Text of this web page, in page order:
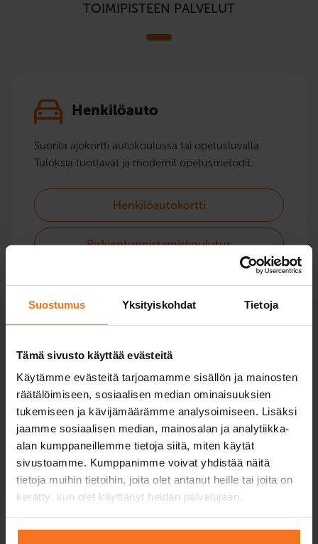
Suostumus Yksityiskohdat Tietoja
Tämä sivusto käyttää evästeitä
Käytämme evästeitä tarjoamamme sisällön ja mainosten
räätälöimiseen, sosiaalisen median ominaisuuksien
tukemiseen ja kävijämäärämme analysoimiseen. Lisäksi
jaamme sosiaalisen median, mainosalan ja analytiikka-
alan kumppaneillemme tietoja siitä, miten käytät
sivustoamme. Kumppanimme voivat yhdistää näitä
tietoja muihin tietoihin, joita olet antanut heille tai joita on
kerätty, kun olet käyttänyt heidän palvelujaan.
TOIMIPISTEEN PALVELUT
Henkilöauto
Suorita ajokortti autokoulussa tai opetusluvalla.
Tuloksia tuottavat ja modernit opetusmetodit.
Henkilöautokortti
Riskientunnistamiskoulutus
Kaikki sujuvaan opetuslupa-opetukseen: lain
vaatima pakollinen opetus ja lisäpalvelut.
Riskientunnistamiskoulutus
Opetuslupapalvelut